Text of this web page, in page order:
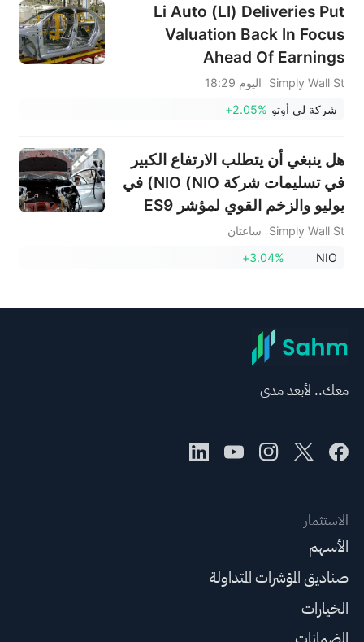
Li Auto (LI) Deliveries Put
Valuation Back In Focus
Ahead Of Earnings
Simply Wall St
اليوم 18:29
شركة لي أوتو +2.05%
هل ينبغي أن يتطلب الارتفاع الكبير
في تسليمات شركة NIO (NIO) في
يوليو والزخم القوي لمؤشر ES9
اتخاذ إجراء من قبل المستثمرين؟
Simply Wall St
ساعتان
NIO
+3.04%
معك.. لأبعد مدى
الاستثمار
الأسهم
صناديق المؤشرات المتداولة
الخيارات